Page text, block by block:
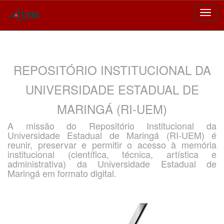
REPOSITÓRIO INSTITUCIONAL DA
UNIVERSIDADE ESTADUAL DE
MARINGÁ (RI-UEM)
A missão do Repositório Institucional da
Universidade Estadual de Maringá (RI-UEM) é
reunir, preservar e permitir o acesso à memória
institucional (científica, técnica, artística e
administrativa) da Universidade Estadual de
Maringá em formato digital.